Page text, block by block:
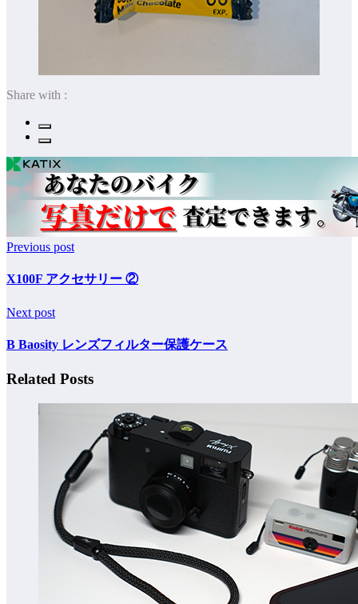
Share with :
Previous post
X100F アクセサリー ②
Next post
B Baosity レンズフィルター保護ケース
Related Posts